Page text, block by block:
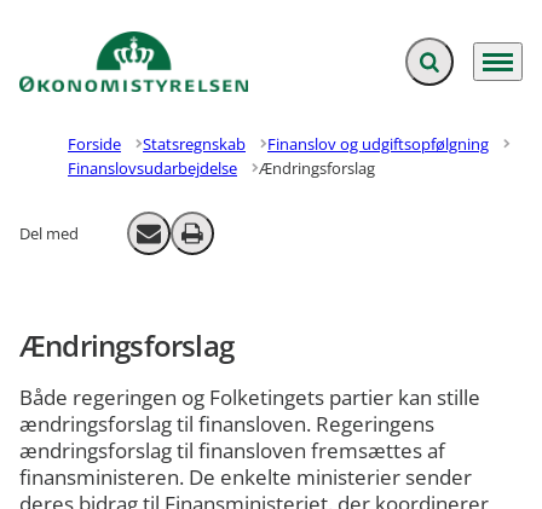
Gå til forsiden Fold søgefelt ud
Menu
Forside Statsregnskab
Finanslov og udgiftsopfølgning
Finanslovsudarbejdelse
Ændringsforslag
Del med Send email
Print
Ændringsforslag
Både regeringen og Folketingets partier kan stille
ændringsforslag til finansloven. Regeringens
ændringsforslag til finansloven fremsættes af
finansministeren. De enkelte ministerier sender